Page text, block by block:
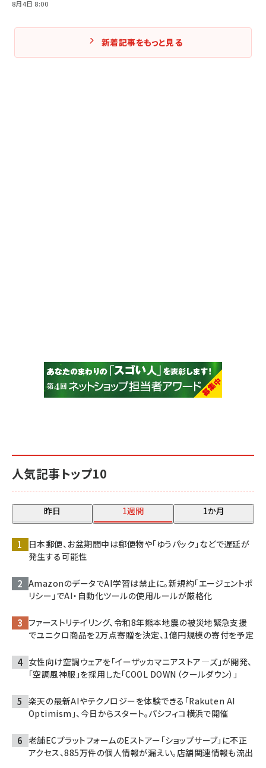
人気記事トップ10
昨日 1週間 1か月
日本郵便、お盆期間中は郵便物や「ゆうパック」などで遅延が
発生する可能性
AmazonのデータでAI学習は禁止に。新規約「エージェントポ
リシー」でAI・自動化ツールの使用ルールが厳格化
ファーストリテイリング、令和8年熊本地震の被災地緊急支援
でユニクロ商品を2万点寄贈を決定、1億円規模の寄付を予定
女性向け空調ウェアを「イーザッカマニアストア―ズ」が開発、
「空調風神服」を採用した「COOL DOWN（クールダウン）」
楽天の最新AIやテクノロジーを体験できる「Rakuten AI
Optimism」、今日からスタート。パシフィコ横浜で開催
老舗ECプラットフォームのEストアー「ショップサーブ」に不正
アクセス、885万件の個人情報が漏えい。店舗関連情報も流出
8月4日 8:00
新着記事をもっと見る